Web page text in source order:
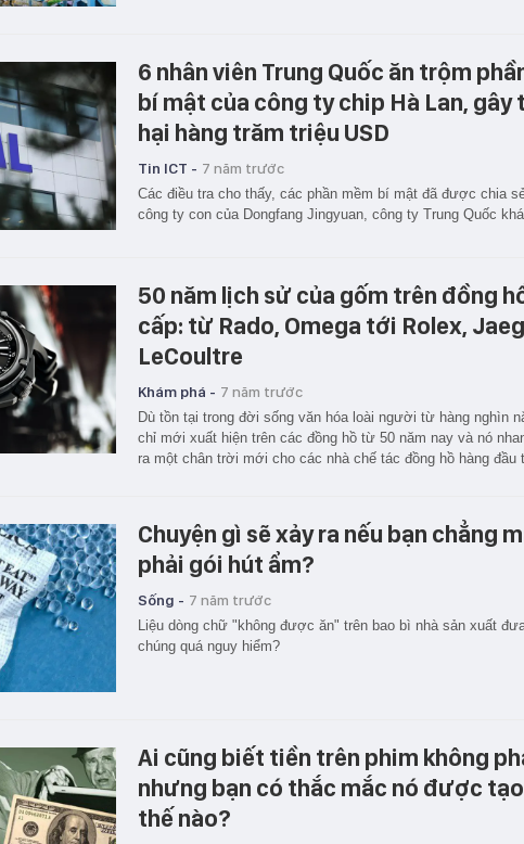
6 nhân viên Trung Quốc ăn trộm
bí mật của công ty chip Hà Lan, gây
hại hàng trăm triệu USD
Tin ICT - 7 năm trước
Các điều tra cho thấy, các phần mềm bí mật đã được chia
công ty con của Dongfang Jingyuan, công ty Trung Quốc
50 năm lịch sử của gốm trên đồng
cấp: từ Rado, Omega tới Rolex,
LeCoultre
Khám phá - 7 năm trước
Dù tồn tại trong đời sống văn hóa loài người từ hàng nghìn
chỉ mới xuất hiện trên các đồng hồ từ 50 năm nay và nó
ra một chân trời mới cho các nhà chế tác đồng hồ hàng đầu
Chuyện gì sẽ xảy ra nếu bạn chẳng
phải gói hút ẩm?
Sống - 7 năm trước
Liệu dòng chữ "không được ăn" trên bao bì nhà sản xuất
chúng quá nguy hiểm?
Ai cũng biết tiền trên phim không
nhưng bạn có thắc mắc nó được
thế nào?